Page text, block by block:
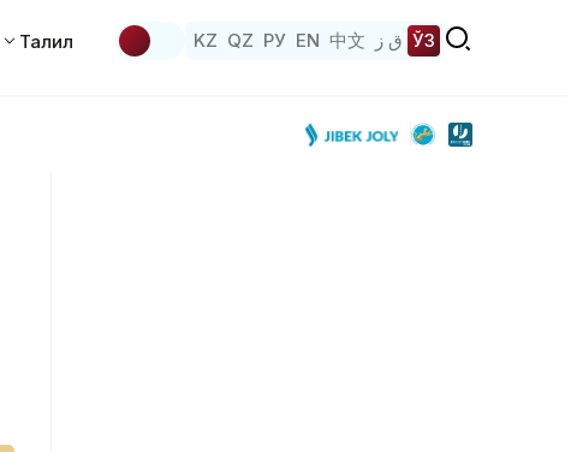
Таҳлил KZ QZ РУ EN 中文 ق ز ЎЗ